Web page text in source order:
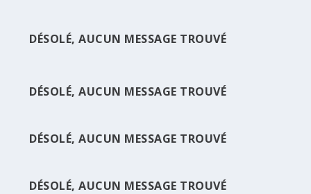
DÉSOLÉ, AUCUN MESSAGE TROUVÉ
DÉSOLÉ, AUCUN MESSAGE TROUVÉ
DÉSOLÉ, AUCUN MESSAGE TROUVÉ
DÉSOLÉ, AUCUN MESSAGE TROUVÉ